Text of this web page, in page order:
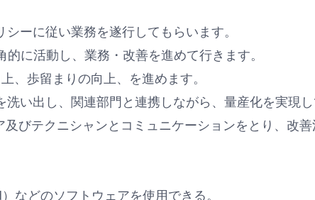
ーに従い業務を遂行してもらいます。
に活動し、業務・改善を進めて行きます。
、歩留まりの向上、を進めます。
い出し、関連部門と連携しながら、量産化を実現し
びテクニシャンとコミュニケーションをとり、改善
などのソフトウェアを使用できる。